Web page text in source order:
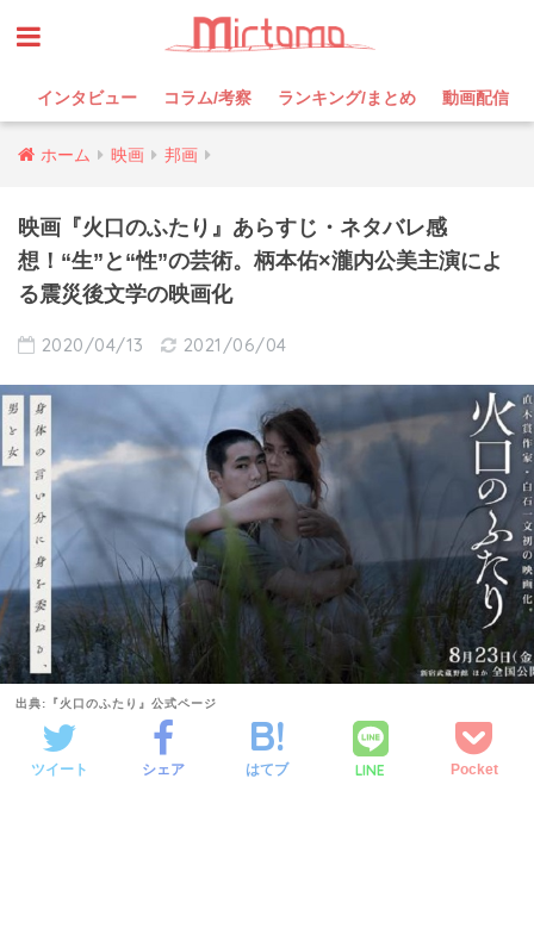
インタビュー コラム/考察 ランキング/まとめ 動画配信
ホーム 映画 邦画
映画『火口のふたり』あらすじ・ネタバレ感
想！“生”と“性”の芸術。柄本佑×瀧内公美主演によ
る震災後文学の映画化
2020/04/13 2021/06/04
出典:『火口のふたり』公式ページ
ツイート シェア はてブ LINE Pocket